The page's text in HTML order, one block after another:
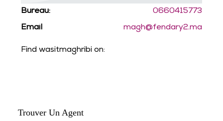
Bureau: 0660415773
Email magh@fendary2.ma
Find wasitmaghribi on:
Trouver Un Agent